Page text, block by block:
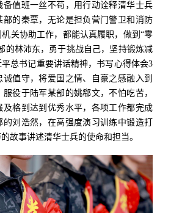
备值班一丝不苟，用行动诠释清华士兵
部的秦覃，无论是担负营门警卫和消防
关协助工作，都能认真履职，做到“零
的林沛东，勇于挑战自己，坚持锻炼减
总书记重要讲话精神，书写心得体会3
值守，将爱国之情、自豪之感融入到
役于陆军某部的姚郗文，不怕吃苦，
及格到达到优秀水平，各项工作都完成
刘浩然，在高强度演习训练中锻造打
故事讲述清华士兵的使命和担当。